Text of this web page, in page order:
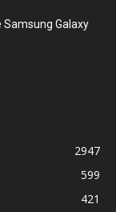
Galaxy
2947
599
421